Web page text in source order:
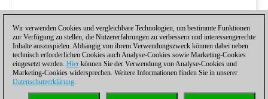
Wir verwenden Cookies und vergleichbare Technologien, um bestimmte Funktionen
zur Verfügung zu stellen, die Nutzererfahrungen zu verbessern und interessengerechte
Inhalte auszuspielen. Abhängig von ihrem Verwendungszweck können dabei neben
technisch erforderlichen Cookies auch Analyse-Cookies sowie Marketing-Cookies
eingesetzt werden. Hier können Sie der Verwendung von Analyse-Cookies und
Marketing-Cookies widersprechen. Weitere Informationen finden Sie in unserer
Datenschutzerklärung.